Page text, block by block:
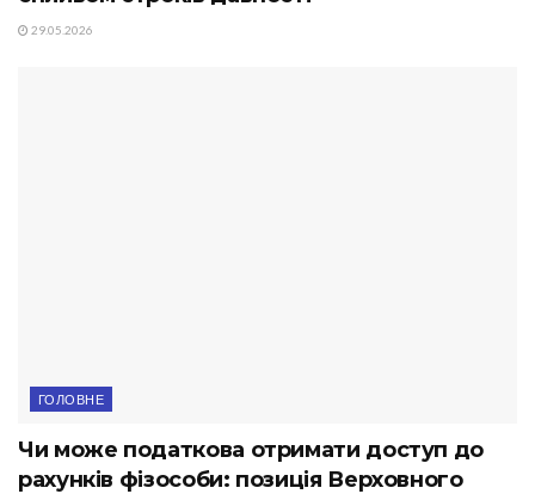
29.05.2026
ГОЛОВНЕ
Чи може податкова отримати доступ до
рахунків фізособи: позиція Верховного